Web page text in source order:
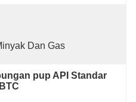
Dan Gas
pup API Standar